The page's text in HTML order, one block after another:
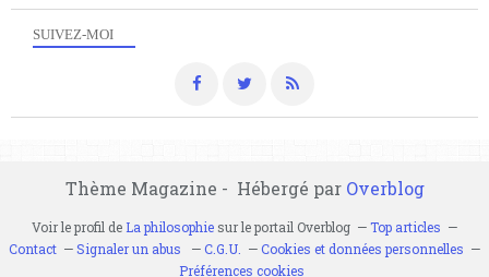
SUIVEZ-MOI
Thème Magazine - Hébergé par Overblog
Voir le profil de La philosophiesur le portail Overblog
Top articles
Contact
Signaler un abus C.G.U.
Cookies et données personnelles
Préférences cookies